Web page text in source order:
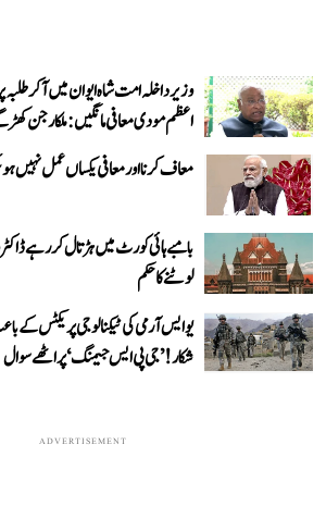
وزیر داخلہ امت شاہ ایوان میں آ کر طلبہ
اعظم مودی معافی مانگیں: ملکارجن
معاف کرنا اور معافی یکساں عمل نہیں
بامبے ہائی کورٹ میں ہڑتال کر رہے
لوٹنے کا حکم
یو ایس آرمی کی ٹیکنالوجی پریکٹس کے
شکار! ’جی پی ایس جیمنگ‘ پر اٹھے سوال
ADVERTISEMENT